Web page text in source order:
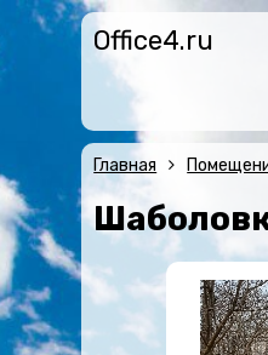
Office4.ru
Главная